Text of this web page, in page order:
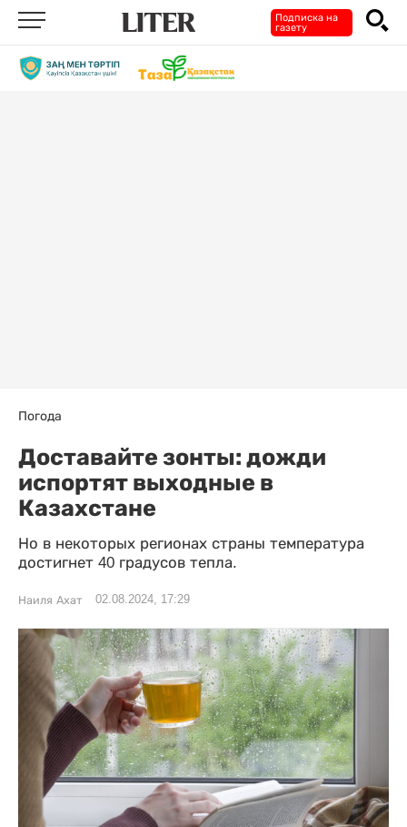
Подписка на
газету
Погода
Доставайте зонты: дожди
испортят выходные в
Казахстане
Но в некоторых регионах страны температура
достигнет 40 градусов тепла.
Наиля Ахат 02.08.2024, 17:29